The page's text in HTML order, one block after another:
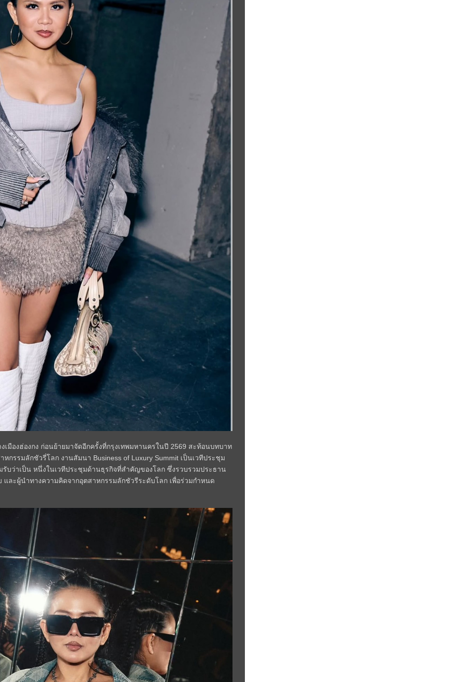
เมืองฮ่องกง ก่อนย้ายมาจัดอีกครั้งที่กรุงเทพมหานครในปี 2569 สะท้อนบทบาท
กรรมลักชัวรี่โลก งานสัมนา Business of Luxury Summit เป็นเวทีประชุม
รับว่าเป็น หนึ่งในเวทีประชุมด้านธุรกิจที่สำคัญของโลก ซึ่งรวบรวมประธาน
ละผู้นำทางความคิดจากอุตสาหกรรมลักชัวรีระดับโลก เพื่อร่วมกำหนด